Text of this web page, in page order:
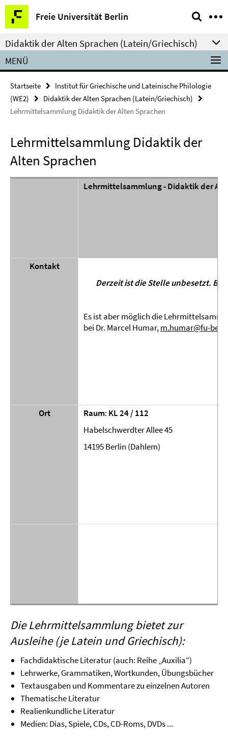
Springe
direkt
zu
Inhalt
Freie Universität Berlin
Service-
Navigation
Didaktik der Alten Sprachen (Latein/Griechisch)
MENÜ
Startseite
Institut für Griechische und Lateinische Philologie
(WE2)
Didaktik der Alten Sprachen (Latein/Griechisch)
Lehrmittelsammlung Didaktik der Alten Sprachen
Lehrmittelsammlung Didaktik der
Alten Sprachen
Lehrmittelsammlung - Didaktik der
Kontakt
Derzeit ist die Stelle unbesetzt.
Es ist aber möglich die
bei Dr. Marcel Humar,m.humar@fu-
Ort Raum: KL 24 / 112
Habelschwerdter Allee 45
14195 Berlin (Dahlem)
Die Lehrmittelsammlung bietet zur
Ausleihe (je Latein und Griechisch):
Fachdidaktische Literatur (auch: Reihe „Auxilia“)
Lehrwerke, Grammatiken, Wortkunden, Übungsbücher
Textausgaben und Kommentare zu einzelnen Autoren
Thematische Literatur
Realienkundliche Literatur
Medien: Dias, Spiele, CDs, CD-Roms, DVDs ...